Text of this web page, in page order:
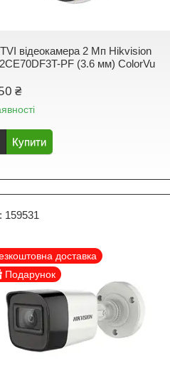
відеокамера 2 Мп Hikvision
PF (3.6 мм) ColorVu
₴
Купити
159531
доставка
Подарунок